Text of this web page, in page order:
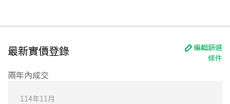
最新實價登錄
編輯篩選
條件
兩年內成交
114年11 月